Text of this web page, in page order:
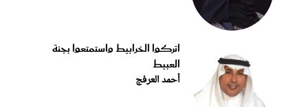
اتركوا الخرابيط واستمتعوا بجنة
العبيط
أحمد العرفج